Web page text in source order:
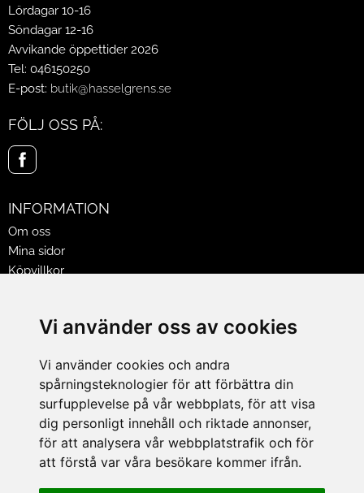
Vi använder oss av cookies
Vi använder cookies och andra
spårningsteknologier för att förbättra din
surfupplevelse på vår webbplats, för att visa
dig personligt innehåll och riktade annonser,
för att analysera vår webbplatstrafik och för
att förstå var våra besökare kommer ifrån.
Lördagar 10-16
Söndagar 12-16
Avvikande öppettider 2026
Tel: 046150250
E-post: butik@hasselgrens.se
FÖLJ OSS PÅ:
INFORMATION
Om oss
Mina sidor
Köpvillkor
Jobba på Hasselgrens
LEVERANS
BETALNINGSSÄTT